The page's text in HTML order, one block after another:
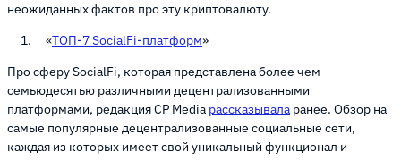
неожиданных фактов про эту криптовалюту.
«ТОП-7 SocialFi-платформ»
Про сферу SocialFi, которая представлена более чем
семьюдесятью различными децентрализованными
платформами, редакция CP Media рассказывала ранее. Обзор на
самые популярные децентрализованные социальные сети,
каждая из которых имеет свой уникальный функционал и